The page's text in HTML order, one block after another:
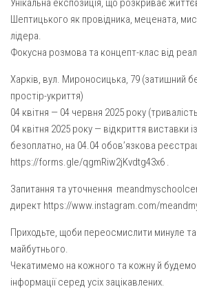
Свято-Івано-Павлівський монастир
Монастир сестер милосердя Св.
Монастир Успення Пресвятої
Святого Василія Великого
Комісії
Катехитична комісія
Комісія у справах молоді
Комісія у справах родини
Комісія з питань душпастирства
Спільноти
Квіти Слобожанщини
Харківщина
Унікальна експозиція, що розкриває
Шептицького як провідника, мецената,
лідера.
Фокусна розмова та концепт-клас від
Харків, вул. Мироносицька, 79 (затишний
простір-укриття)
04 квітня — 04 червня 2025 року
04 квітня 2025 року — відкриття виставки
безоплатно, на 04.04 обов’язкова
https://forms.gle/qgmRiw2jKvdtg43x6 .
Запитання та уточнення
директ https://www.instagram.com/
Приходьте, щоби переосмислити минуле та
майбутнього.
Чекатимемо на кожного та кожну й
інформації серед усіх зацікавлених.